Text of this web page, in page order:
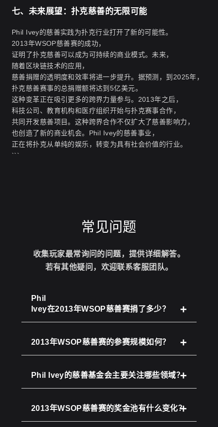
七、未来展望：扑克慈善的无限可能
Phil Ivey的慈善实践为扑克行业打开了新的可能性。
2013年WSOP慈善赛的成功，
证明了扑克慈善可以成为可持续的商业模式。未来，
随着区块链技术的应用，
慈善捐赠的透明度和效率将进一步提升。据预测，到2025年，
扑克慈善赛事的总捐赠额将达到5亿美元。
这种变革正在吸引更多的跨界力量参与。2013年之后，
科技公司、教育机构和医疗组织开始与扑克赛事合作，
共同开发慈善项目。这种跨界合作不仅扩大了慈善影响力，
也创造了新的商业机会。Phil Ivey的慈善事业，
正在将扑克从单纯的娱乐，转变为具有社会价值的行业。
```
常见问题
收集玩家最常询问的问题，提供详细解答。
若有其他疑问，欢迎联系客服团队。
Phil
Ivey在2013年WSOP慈善赛捐了多少？
2013年WSOP慈善赛的参赛规模如何？
Phil Ivey的慈善基金会主要关注哪些领域？
2013年WSOP慈善赛的奖金池有什么变化？